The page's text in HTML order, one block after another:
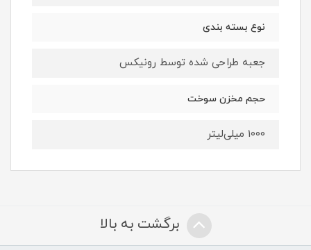
نوع بسته بندی
جعبه طراحی شده توسط رونیکس
حجم مخزن سوخت
1000 میلی‌لیتر
برگشت به بالا